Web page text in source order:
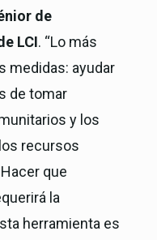
de
LCI. “Lo más
medidas: ayudar
de tomar
y los
recursos
que
la
herramienta es